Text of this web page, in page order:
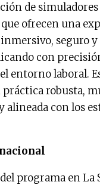
de
ofrecen una
seguro
con
entorno laboral.
robusta,
alineada con los
programa en La